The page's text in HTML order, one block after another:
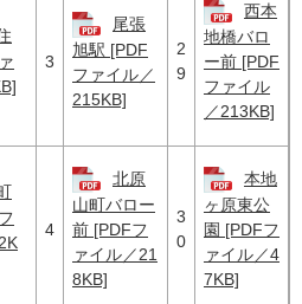
3
尾張
旭駅 [PDF
ファイル／
215KB]
2
9
西本
地橋バロ
ー前 [PDF
ファイル
／213KB]
4
北原
山町バロー
前 [PDFフ
ァイル／21
8KB]
3
0
本地
ヶ原東公
園 [PDFフ
ァイル／4
7KB]